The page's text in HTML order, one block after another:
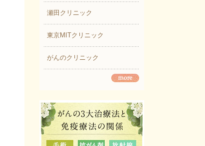
瀬田クリニック
東京MITクリニック
がんのクリニック